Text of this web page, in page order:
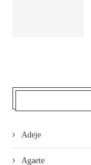
Adeje
Agaete